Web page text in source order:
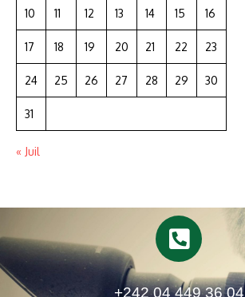
10 11 12 13 14 15 16
17 18 19 20 21 22 23
24 25 26 27 28 29 30
31
« Juil
+242 04 449 36 04